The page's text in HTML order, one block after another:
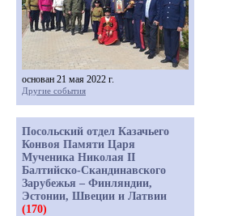
основан 21 мая 2022 г.
Другие события
Посольский отдел Казачьего
Конвоя Памяти Царя
Мученика Николая II
Балтийско-Скандинавского
Зарубежья – Финляндии,
Эстонии, Швеции и Латвии
(170)